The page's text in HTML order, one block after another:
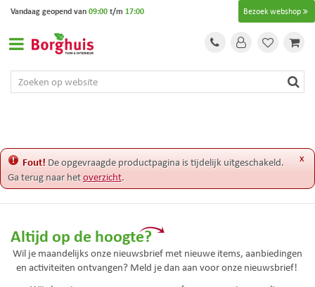
e
t
Bezoek webshop
Vandaag geopend van09:00t/m 17:00
x
Fout! De opgevraagde productpagina is tijdelijk uitgeschakeld.
Ga terug naar hetoverzicht.
Altijd op de hoogte?
Wil je maandelijks onze nieuwsbrief met nieuwe items, aanbiedingen
en activiteiten ontvangen? Meld je dan aan voor onze nieuwsbrief!